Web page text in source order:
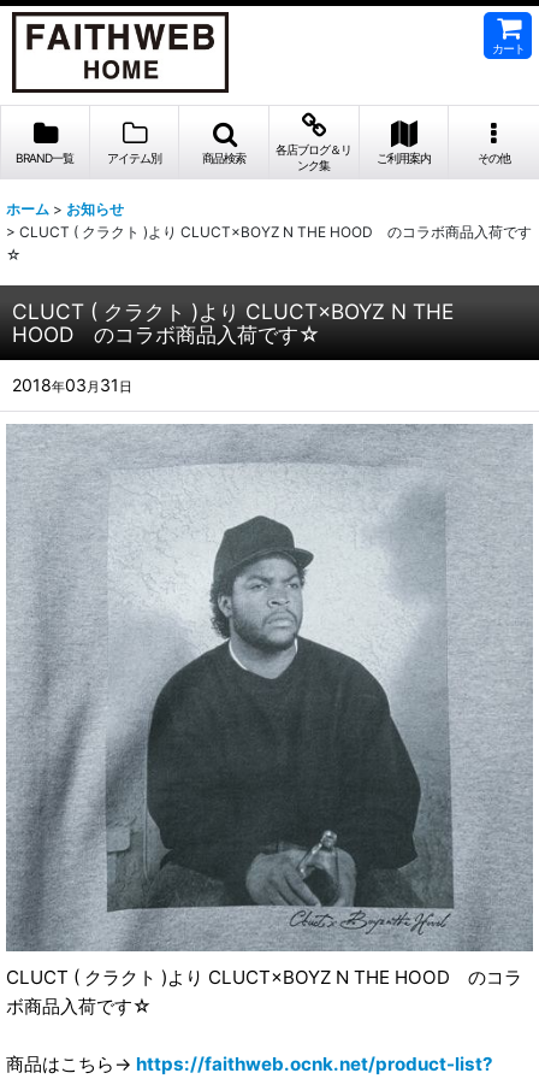
カート
BRAND一覧 アイテム別 商品検索
各店ブログ＆リ
ンク集
ご利用案内 その他
ホーム > お知らせ
> CLUCT ( クラクト )より CLUCT×BOYZ N THE HOOD のコラボ商品入荷です
☆
CLUCT ( クラクト )より CLUCT×BOYZ N THE
HOOD のコラボ商品入荷です☆
2018年03 月 31 日
CLUCT ( クラクト )より CLUCT×BOYZ N THE HOOD のコラ
ボ商品入荷です☆
商品はこちら→ https://faithweb.ocnk.net/product-list?